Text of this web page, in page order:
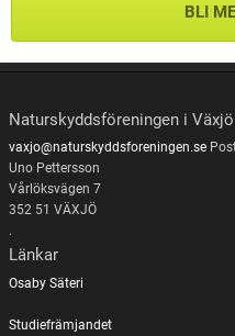
BLI
Naturskyddsföreningen i Växjö
vaxjo@naturskyddsforeningen.se
Uno Pettersson
Vårlöksvägen 7
352 51 VÄXJÖ
.
Länkar
Osaby Säteri
Studiefrämjandet